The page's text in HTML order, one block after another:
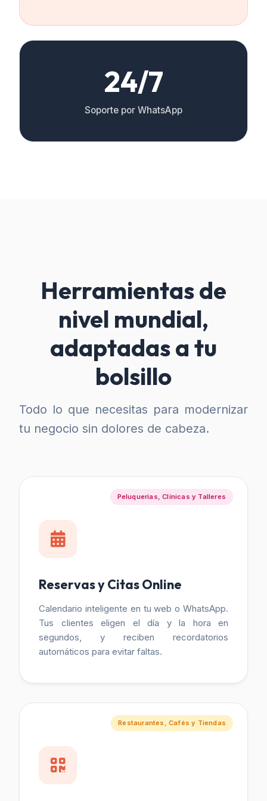
24/7
Soporte por WhatsApp
Herramientas de
nivel mundial,
adaptadas a tu
bolsillo
Todo lo que necesitas para modernizar
tu negocio sin dolores de cabeza.
Peluquerías, Clínicas y Talleres
Reservas y Citas Online
Calendario inteligente en tu web o WhatsApp.
Tus clientes eligen el día y la hora en
segundos, y reciben recordatorios
automáticos para evitar faltas.
Restaurantes, Cafés y Tiendas